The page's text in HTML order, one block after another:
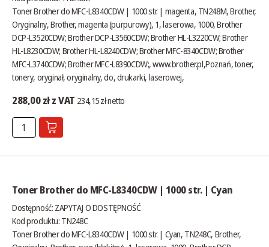
Toner Brother do MFC-L8340CDW | 1000 str. | magenta, TN248M, Brother,
Oryginalny, Brother, magenta (purpurowy), 1, laserowa, 1000, Brother
DCP-L3520CDW; Brother DCP-L3560CDW; Brother HL-L3220CW; Brother
HL-L8230CDW; Brother HL-L8240CDW; Brother MFC-8340CDW; Brother
MFC-L3740CDW; Brother MFC-L8390CDW;,www.brother.pl,Poznań, toner,
tonery, oryginał, oryginalny, do, drukarki, laserowej,
288,00 zł z VAT 234,15 zł netto
Toner Brother do MFC-L8340CDW | 1000 str. | Cyan
Dostępność: ZAPYTAJ O DOSTĘPNOŚĆ
Kod produktu: TN248C
Toner Brother do MFC-L8340CDW | 1000 str. | Cyan, TN248C, Brother,